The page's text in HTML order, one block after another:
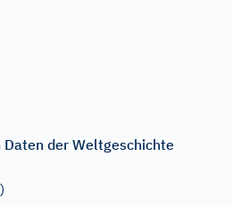
der Weltgeschichte